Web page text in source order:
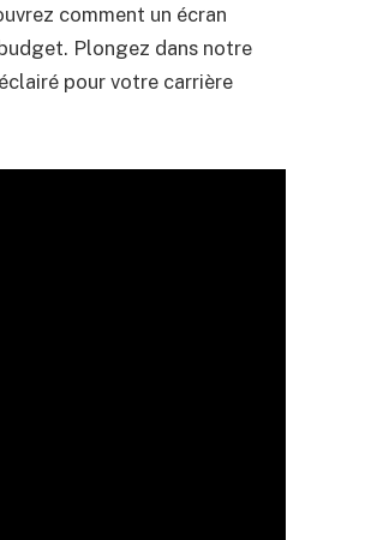
comment un écran
Plongez dans notre
pour votre carrière